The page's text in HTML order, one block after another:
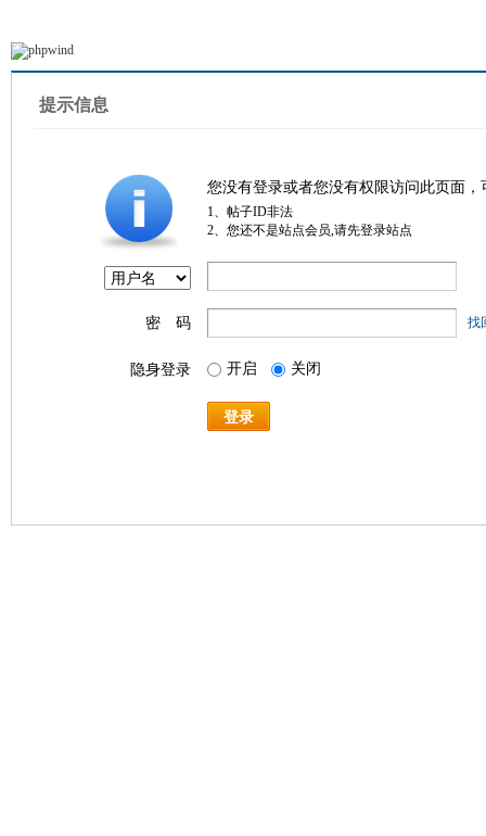
提示信息
您没有登录或者您没有权限访问此页面
1、帖子ID非法
2、您还不是站点会员,请先登录站点
密 码 找
隐身登录 开启 关闭
登录